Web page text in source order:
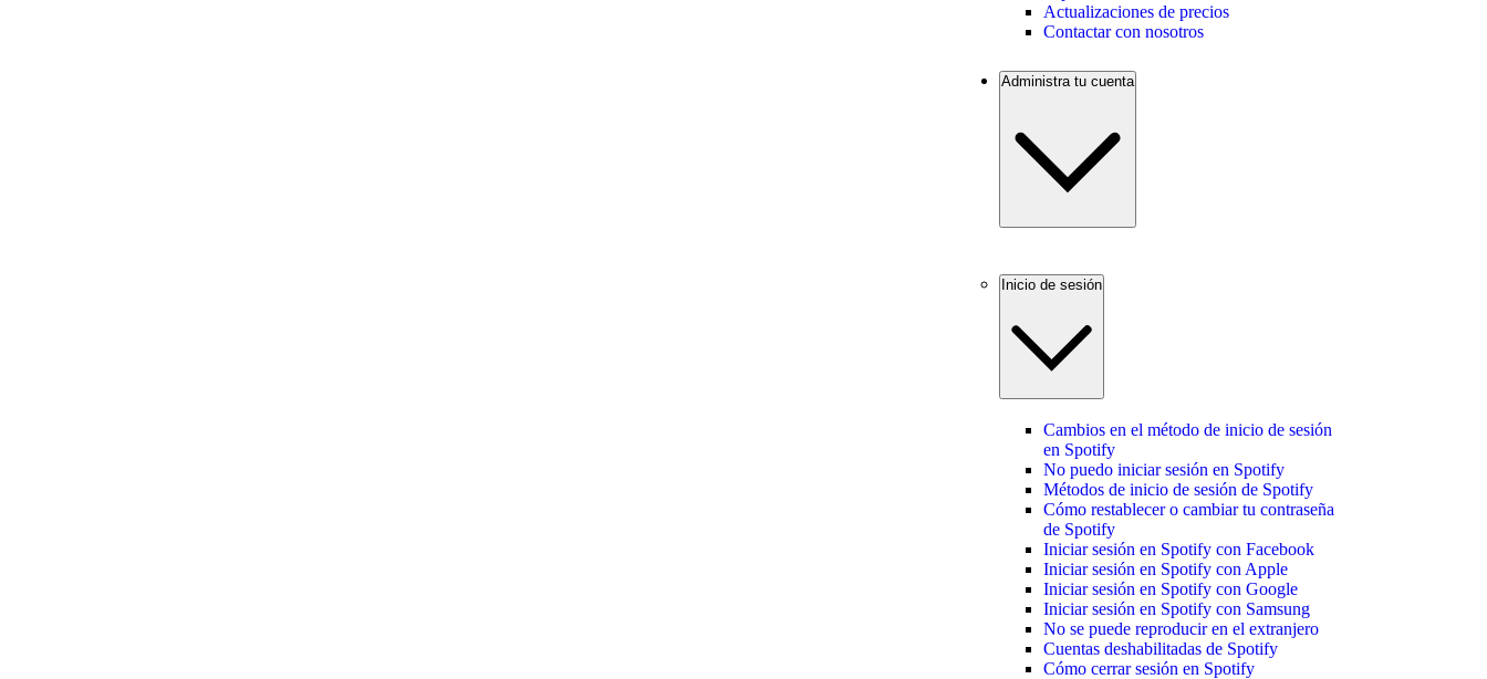
Actualizaciones de precios
Contactar con nosotros
Administra tu cuenta
Inicio de sesión
Cambios en el método de inicio de sesión
en Spotify
No puedo iniciar sesión en Spotify
Métodos de inicio de sesión de Spotify
Cómo restablecer o cambiar tu contraseña
de Spotify
Iniciar sesión en Spotify con Facebook
Iniciar sesión en Spotify con Apple
Iniciar sesión en Spotify con Google
Iniciar sesión en Spotify con Samsung
No se puede reproducir en el extranjero
Cuentas deshabilitadas de Spotify
Cómo cerrar sesión en Spotify